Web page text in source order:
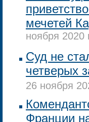
мечетей
ноября 2020
Суд не
четверых
26 ноября
Франции